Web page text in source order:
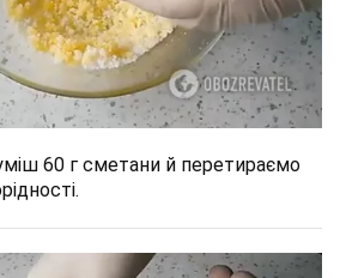
60 г сметани й перетираємо